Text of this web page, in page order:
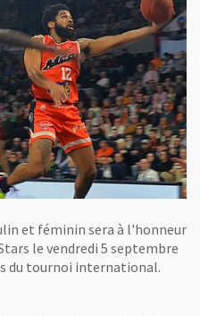
et féminin sera à l'honneur
le vendredi 5 septembre
du tournoi international.